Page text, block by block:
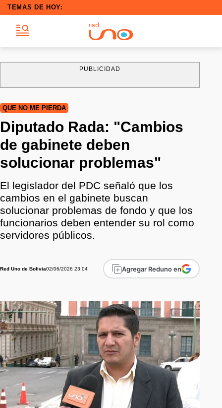
TEMAS DE HOY:
PUBLICIDAD
QUE NO ME PIERDA
Diputado Rada: "Cambios
de gabinete deben
solucionar problemas"
El legislador del PDC señaló que los
cambios en el gabinete buscan
solucionar problemas de fondo y que los
funcionarios deben entender su rol como
servidores públicos.
Red Uno de Bolivia02/06/2026 23:04 Agregar Reduno en